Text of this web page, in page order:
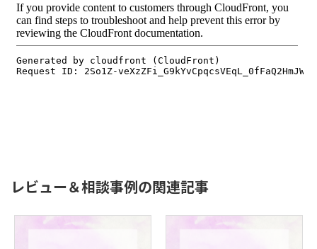
レビュー＆相談事例の関連記事